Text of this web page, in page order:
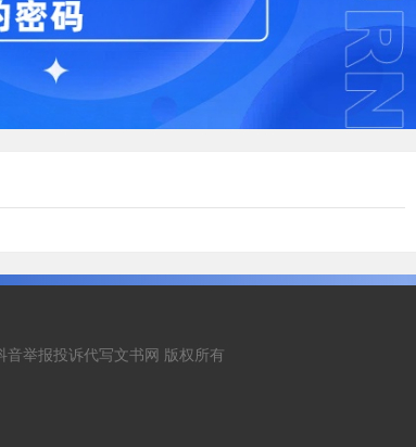
举报投诉代写文书网 版权所有